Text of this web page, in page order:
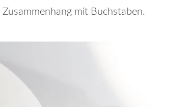
mit Buchstaben.